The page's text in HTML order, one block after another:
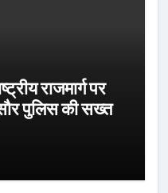
राजमार्ग पर
पुलिस की सख्त